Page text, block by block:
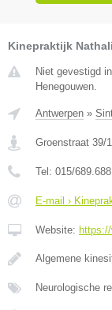
Kinepraktijk
Niet gevestigd
Henegouwen.
Antwerpen »
Groenstraat 39/1
Tel: 015/
E-mail ›
Website:
Algemene
Neurologische